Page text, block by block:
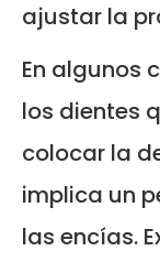
ajustar la
En algunos
los dientes
colocar la
implica un
las encías.